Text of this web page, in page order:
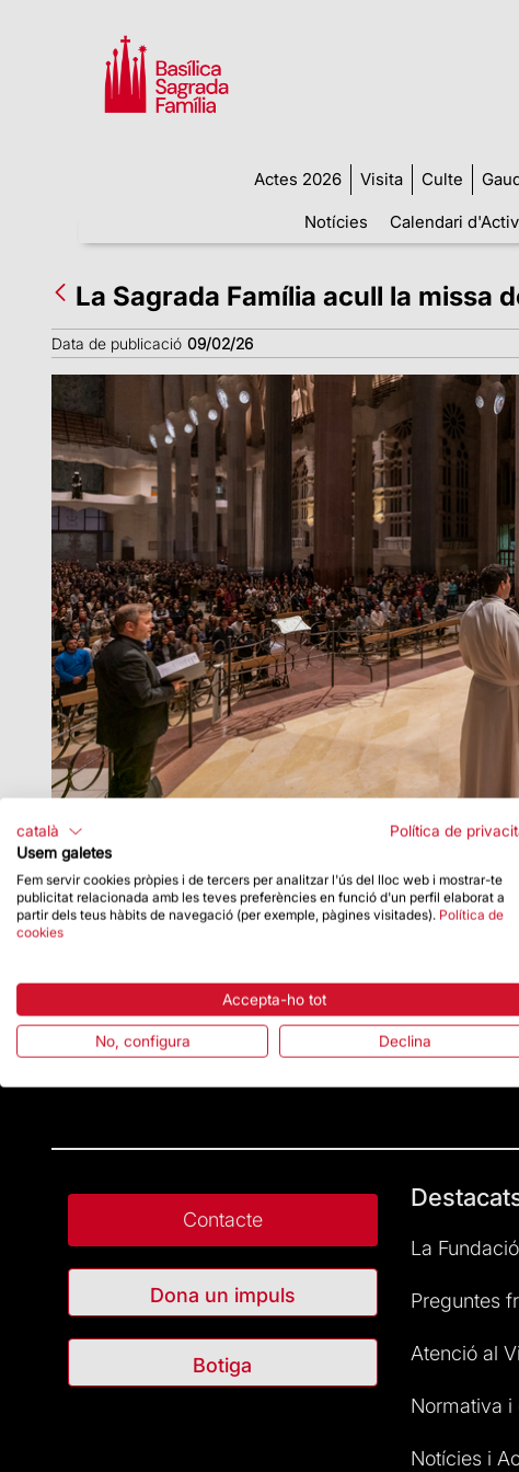
Actes 2026 Visita Culte
Notícies
Calendari
La Sagrada Família acull la missa
Data de publicació 09/02/26
Contacte
Dona un impuls
Botiga
La Fundació
Preguntes
Atenció al
Normativa
Notícies i
català
Política de
Usem galetes
Fem servir cookies pròpies i de tercers per analitzar l'ús del lloc web i mostrar-te
publicitat relacionada amb les teves preferències en funció d'un perfil elaborat a
partir dels teus hàbits de navegació (per exemple, pàgines visitades). Política de
cookies
Accepta-ho tot
No, configura Declina